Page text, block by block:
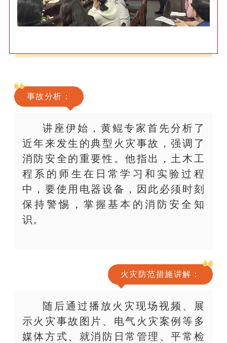
事故分析：
讲座伊始，黄鲲专家首先分析了
近年来发生的典型火灾事故，强调了
消防安全的重要性。他指出，土木工
程系的师生在日常学习和实验过程
中，要使用电器设备，因此必须时刻
保持警惕，掌握基本的消防安全知
识。
火灾防范措施讲解：
随后通过播放火灾现场视频、展
示火灾事故图片、电气火灾案例等多
媒体方式、就消防日常管理、平常检